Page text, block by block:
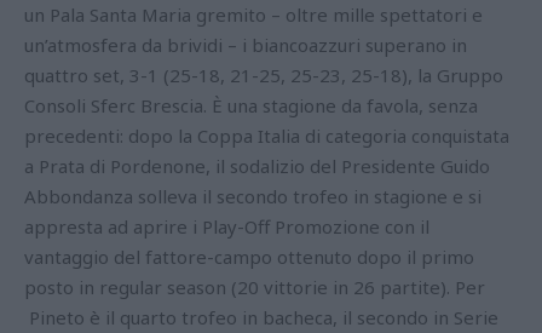
un Pala Santa Maria gremito – oltre mille spettatori e
un’atmosfera da brividi – i biancoazzuri superano in
quattro set, 3-1 (25-18, 21-25, 25-23, 25-18), la Gruppo
Consoli Sferc Brescia. È una stagione da favola, senza
precedenti: dopo la Coppa Italia di categoria conquistata
a Prata di Pordenone, il sodalizio del Presidente Guido
Abbondanza solleva il secondo trofeo in stagione e si
appresta ad aprire i Play-Off Promozione con il
vantaggio del fattore-campo ottenuto dopo il primo
posto in regular season (20 vittorie in 26 partite). Per
Pineto è il quarto trofeo in bacheca, il secondo in Serie